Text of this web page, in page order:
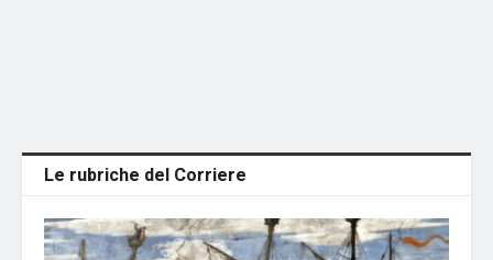
Le rubriche del Corriere